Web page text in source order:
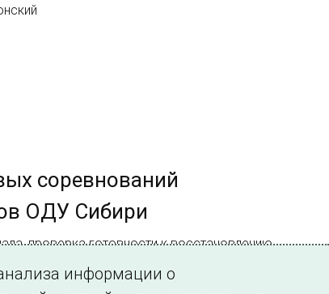
соревнований
ОДУ Сибири
проверка готовности к восстановлению
нормативно-технической документации
информации о